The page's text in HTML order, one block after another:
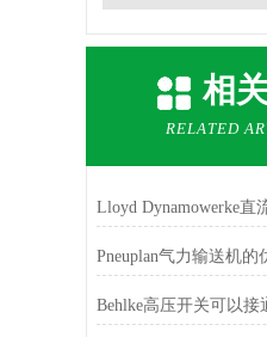
相
RELATED
Lloyd Dynamowerke直
Pneuplan气力输送机的